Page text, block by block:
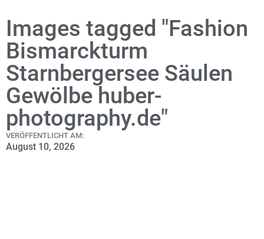
Images tagged "Fashion
Bismarckturm
Starnbergersee Säulen
Gewölbe huber-
photography.de"
VERÖFFENTLICHT AM:
August 10, 2026